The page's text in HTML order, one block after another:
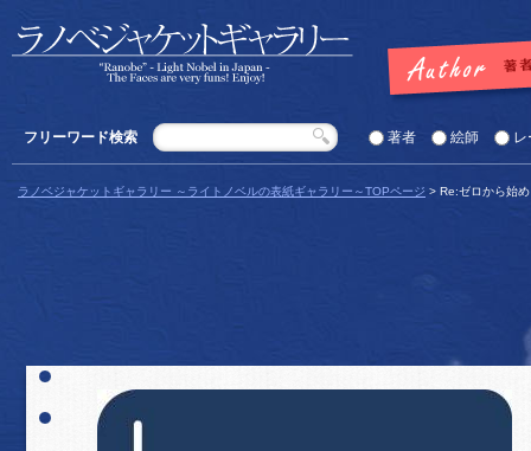
フリーワード検索 著者 絵師 レ
ラノベジャケットギャラリー ～ライトノベルの表紙ギャラリー～TOPページ > Re:ゼロから始